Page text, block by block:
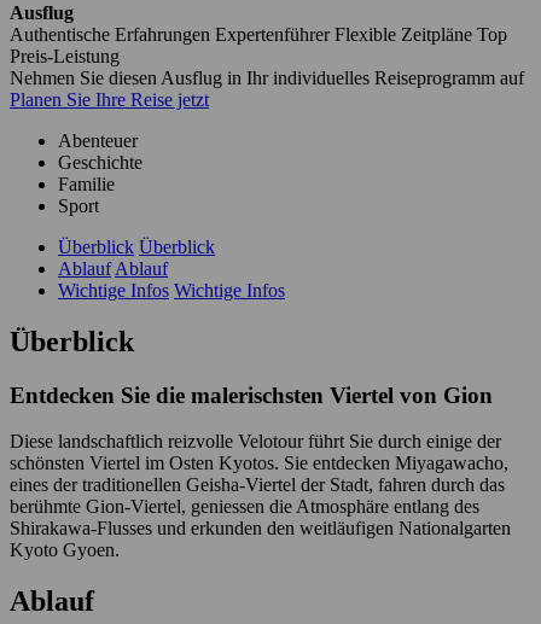
Ausflug
Authentische Erfahrungen Expertenführer Flexible Zeitpläne Top
Preis-Leistung
Nehmen Sie diesen Ausflug in Ihr individuelles Reiseprogramm auf
Planen Sie Ihre Reise jetzt
Abenteuer
Geschichte
Familie
Sport
Überblick Überblick
Ablauf Ablauf
Wichtige Infos Wichtige Infos
Überblick
Entdecken Sie die malerischsten Viertel von Gion
Diese landschaftlich reizvolle Velotour führt Sie durch einige der
schönsten Viertel im Osten Kyotos. Sie entdecken Miyagawacho,
eines der traditionellen Geisha-Viertel der Stadt, fahren durch das
berühmte Gion-Viertel, geniessen die Atmosphäre entlang des
Shirakawa-Flusses und erkunden den weitläufigen Nationalgarten
Kyoto Gyoen.
Ablauf